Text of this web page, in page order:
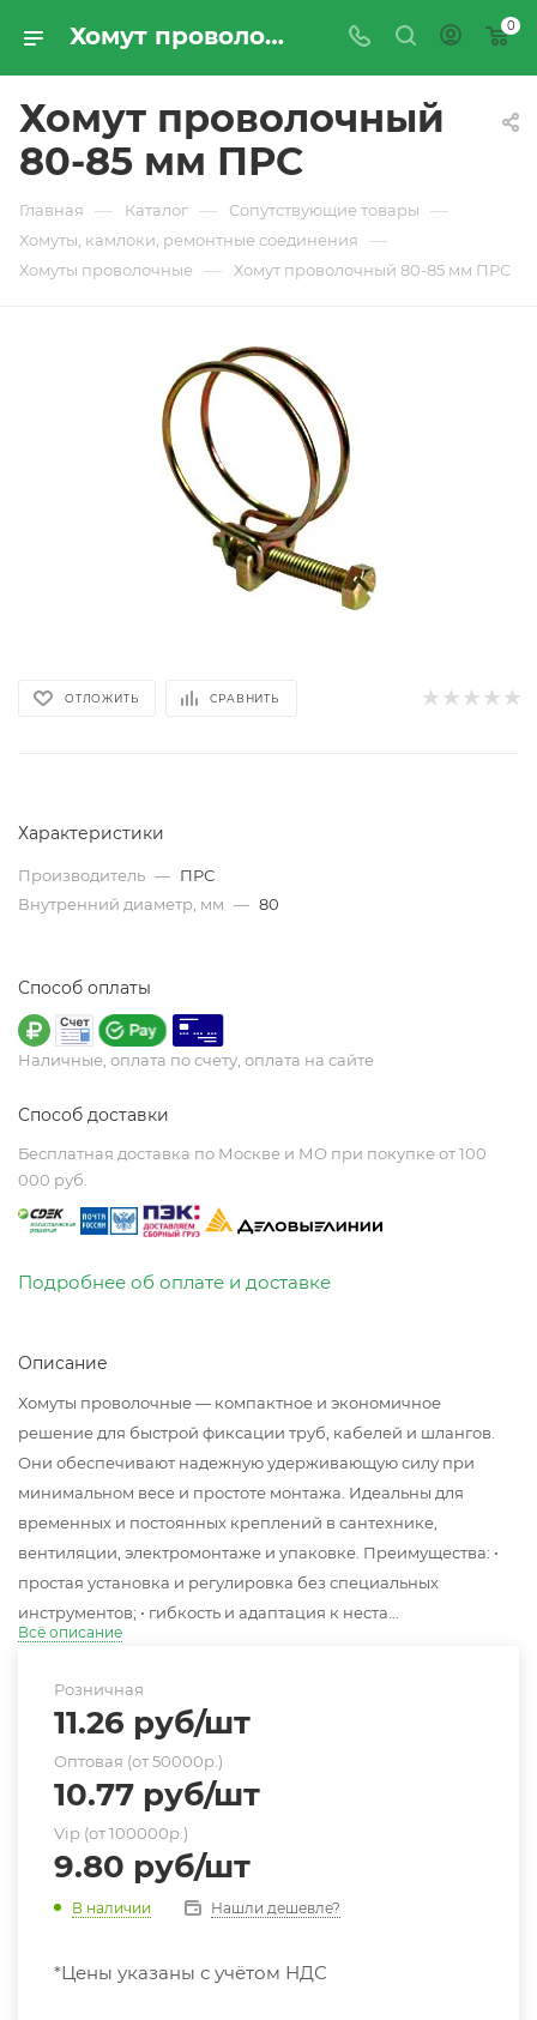
Хомут проволочный 80-85 мм ПРС - купить по цене производителя с доставкой по Москве и России | ПРОМРЕСУРССЕРВИС 0
Хомут проволочный
80-85 мм ПРС
Главная — Каталог — Сопутствующие товары —
Хомуты, камлоки, ремонтные соединения —
Хомуты проволочные — Хомут проволочный 80-85 мм ПРС
ОТЛОЖИТЬ СРАВНИТЬ
Характеристики
Производитель — ПРС
Внутренний диаметр, мм — 80
Способ оплаты
Наличные, оплата по счету, оплата на сайте
Способ доставки
Бесплатная доставка по Москве и МО при покупке от 100
000 руб.
Подробнее об оплате и доставке
Описание
Хомуты проволочные — компактное и экономичное
решение для быстрой фиксации труб, кабелей и шлангов.
Они обеспечивают надежную удерживающую силу при
минимальном весе и простоте монтажа. Идеальны для
временных и постоянных креплений в сантехнике,
вентиляции, электромонтаже и упаковке. Преимущества: •
простая установка и регулировка без специальных
инструментов; • гибкость и адаптация к неста...
Всё описание
Розничная
11.26 руб/шт
Оптовая (от 50000р.)
10.77 руб/шт
Vip (от 100000р.)
9.80 руб/шт
В наличии Нашли дешевле?
*Цены указаны с учётом НДС